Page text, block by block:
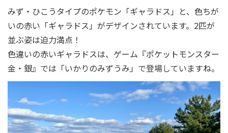
みず・ひこうタイプのポケモン「ギャラドス」と、色ちが
いの赤い「ギャラドス」がデザインされています。2匹が
並ぶ姿は迫力満点！
色違いの赤いギャラドスは、ゲーム『ポケットモンスター
金・銀』では「いかりのみずうみ」で登場していますね。